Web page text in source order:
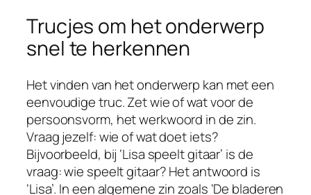
Trucjes om het onderwerp
snel te herkennen
Het vinden van het onderwerp kan met een
eenvoudige truc. Zet wie of wat voor de
persoonsvorm, het werkwoord in de zin.
Vraag jezelf: wie of wat doet iets?
Bijvoorbeeld, bij ‘Lisa speelt gitaar’ is de
vraag: wie speelt gitaar? Het antwoord is
‘Lisa’. In een algemene zin zoals ‘De bladeren